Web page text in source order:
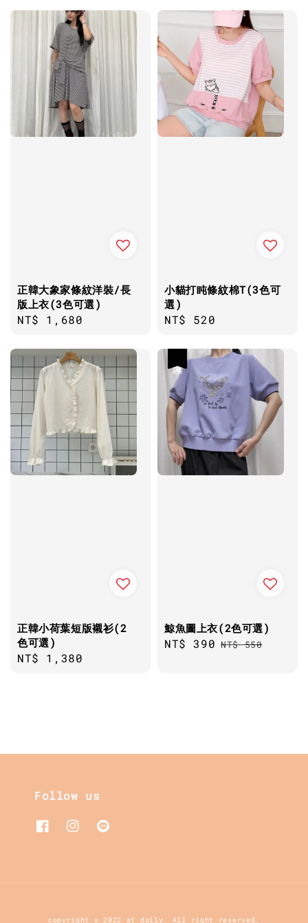
正韓大象家條紋洋裝/長
版上衣(3色可選)
Regular
NT$ 1,680
小貓打盹條紋棉T(3色可
選)
Regular
NT$ 520
正韓小荷葉短版襯衫(2
色可選)
Regular
NT$ 1,380
鯨魚圖上衣(2色可選)
Sale
NT$ 390 Regular
NT$ 550
Follow us
copyright © 2022 at daily. All right reserved.